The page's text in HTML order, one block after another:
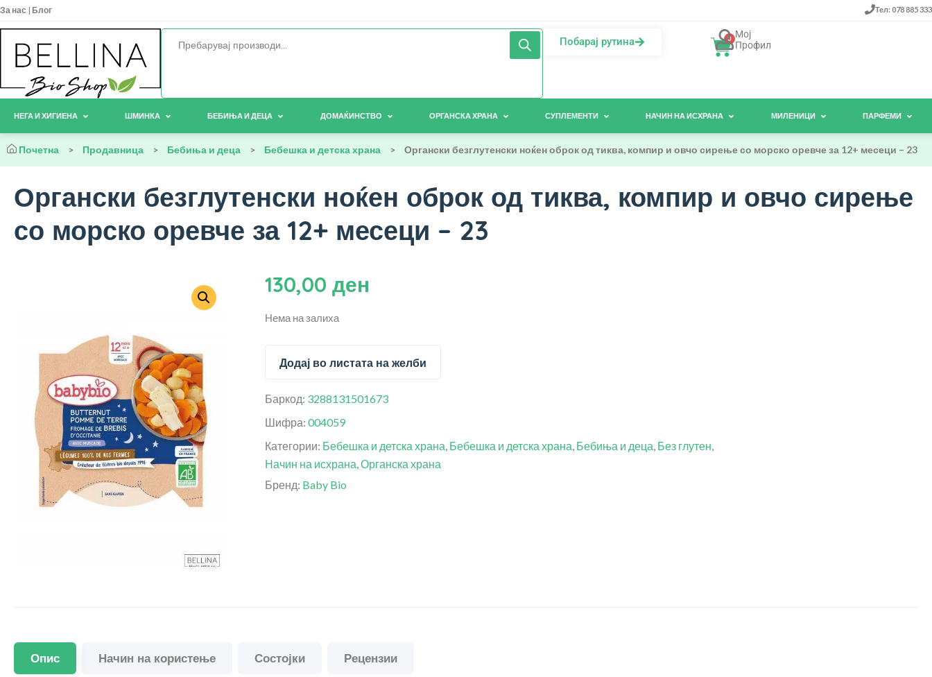
За нас | Блог Тел: 078 885 333
Побарај рутина 0 Мој
Профил
НЕГА И ХИГИЕНА ШМИНКА БЕБИЊА И ДЕЦА ДОМАЌИНСТВО ОРГАНСКА ХРАНА СУПЛЕМЕНТИ НАЧИН НА ИСХРАНА МИЛЕНИЦИ ПАРФЕМИ
Почетна > Продавница > Бебиња и деца > Бебешка и детска храна > Органски безглутенски ноќен оброк од тиква, компир и овчо сирење со морско оревче за 12+ месеци – 23
Органски безглутенски ноќен оброк од тиква, компир и овчо сирење
со морско оревче за 12+ месеци – 23
130,00 ден
Нема на залиха
Додај во листата на желби
Баркод: 3288131501673
Шифра: 004059
Категории: Бебешка и детска храна, Бебешка и детска храна, Бебиња и деца, Без глутен,
Начин на исхрана,Органска храна
Бренд: Baby Bio
Опис Начин на користење Состојки Рецензии